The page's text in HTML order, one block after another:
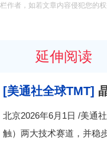
栏作者，如若文章内容侵犯您的
延伸阅读
[美通社全球TMT]
北京2026年6月1日 /美通
触）两大技术赛道，并稳